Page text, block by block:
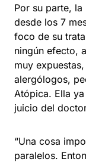
Por su parte,
desde los 7
foco de su
ningún efecto,
muy
alergólogos,
Atópica. Ella
juicio del
“Una cosa
paralelos.